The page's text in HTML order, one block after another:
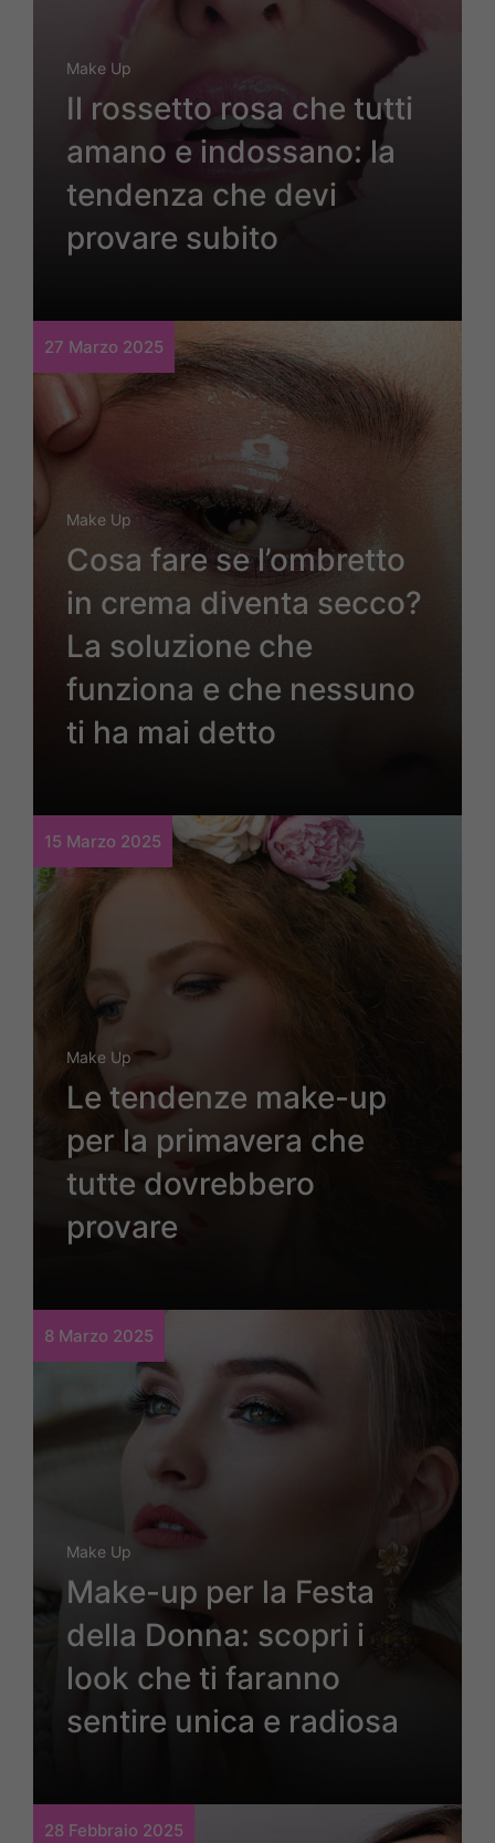
Make Up
Il rossetto rosa che tutti
amano e indossano: la
tendenza che devi
provare subito
27 Marzo 2025
Make Up
Cosa fare se l’ombretto
in crema diventa secco?
La soluzione che
funziona e che nessuno
ti ha mai detto
15 Marzo 2025
Make Up
Le tendenze make-up
per la primavera che
tutte dovrebbero
provare
8 Marzo 2025
Make Up
Make-up per la Festa
della Donna: scopri i
look che ti faranno
sentire unica e radiosa
28 Febbraio 2025